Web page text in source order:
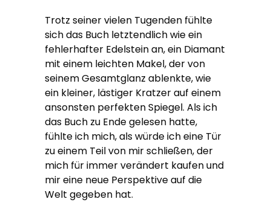
Trotz seiner vielen Tugenden fühlte
sich das Buch letztendlich wie ein
fehlerhafter Edelstein an, ein Diamant
mit einem leichten Makel, der von
seinem Gesamtglanz ablenkte, wie
ein kleiner, lästiger Kratzer auf einem
ansonsten perfekten Spiegel. Als ich
das Buch zu Ende gelesen hatte,
fühlte ich mich, als würde ich eine Tür
zu einem Teil von mir schließen, der
mich für immer verändert kaufen und
mir eine neue Perspektive auf die
Welt gegeben hat.